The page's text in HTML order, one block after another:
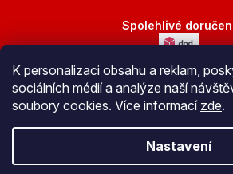
K personalizaci obsahu a reklam,
sociálních médií a analýze naší
soubory cookies. Více informací zde.
Nastavení
Spolehlivé
Bezpečná platba